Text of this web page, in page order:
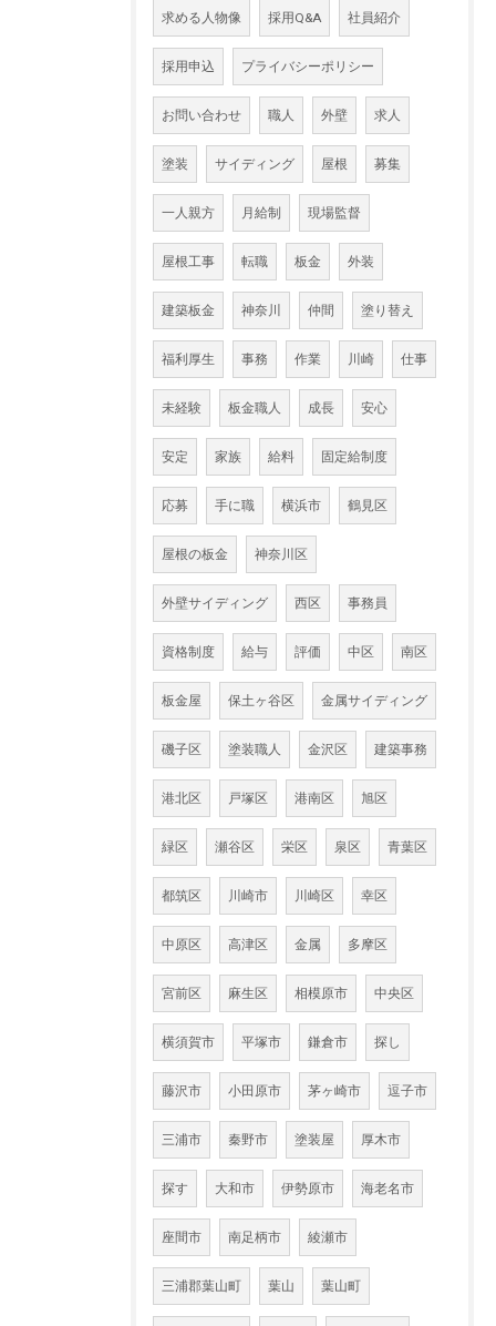
求める人物像 採用Q&A 社員紹介
採用申込 プライバシーポリシー
お問い合わせ 職人 外壁 求人
塗装 サイディング 屋根 募集
一人親方 月給制 現場監督
屋根工事 転職 板金 外装
建築板金 神奈川 仲間 塗り替え
福利厚生 事務 作業 川崎 仕事
未経験 板金職人 成長 安心
安定 家族 給料 固定給制度
応募 手に職 横浜市 鶴見区
屋根の板金 神奈川区
外壁サイディング 西区 事務員
資格制度 給与 評価 中区 南区
板金屋 保土ヶ谷区 金属サイディング
磯子区 塗装職人 金沢区 建築事務
港北区 戸塚区 港南区 旭区
緑区 瀬谷区 栄区 泉区 青葉区
都筑区 川崎市 川崎区 幸区
中原区 高津区 金属 多摩区
宮前区 麻生区 相模原市 中央区
横須賀市 平塚市 鎌倉市 探し
藤沢市 小田原市 茅ヶ崎市 逗子市
三浦市 秦野市 塗装屋 厚木市
探す 大和市 伊勢原市 海老名市
座間市 南足柄市 綾瀬市
三浦郡葉山町 葉山 葉山町